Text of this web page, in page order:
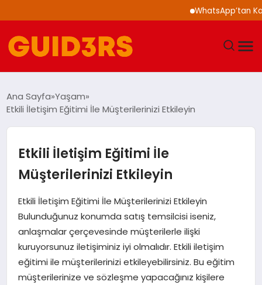
WhatsApp’tan
YAŞAM
TEKNOLOJI
SPOR
SAĞLIK
EKONOMI
MAGAZIN
Ana Sayfa Yaşam
Etkili İletişim Eğitimi İle Müşterilerinizi Etkileyin
Etkili İletişim Eğitimi İle
Müşterilerinizi Etkileyin
Etkili İletişim Eğitimi İle Müşterilerinizi Etkileyin
Bulunduğunuz konumda satış temsilcisi iseniz,
anlaşmalar çerçevesinde müşterilerle ilişki
kuruyorsunuz iletişiminiz iyi olmalıdır. Etkili iletişim
eğitimi ile müşterilerinizi etkileyebilirsiniz. Bu eğitim
müşterilerinize ve sözleşme yapacağınız kişilere